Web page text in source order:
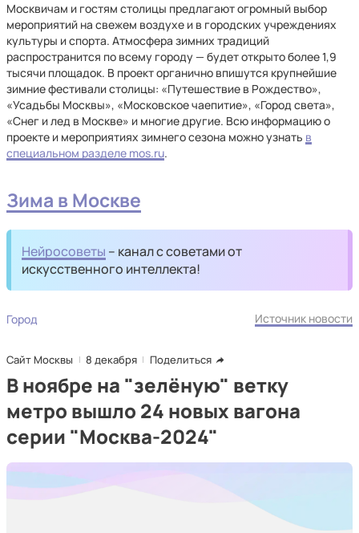
Москвичам и гостям столицы предлагают огромный выбор
мероприятий на свежем воздухе и в городских учреждениях
культуры и спорта. Атмосфера зимних традиций
распространится по всему городу — будет открыто более 1,9
тысячи площадок. В проект органично впишутся крупнейшие
зимние фестивали столицы: «Путешествие в Рождество»,
«Усадьбы Москвы», «Московское чаепитие», «Город света»,
«Снег и лед в Москве» и многие другие. Всю информацию о
проекте и мероприятиях зимнего сезона можно узнать в
специальном разделе mos.ru.
Зима в Москве
Нейросоветы – канал с советами от
искусственного интеллекта!
Город Источник новости
Сайт Москвы 8 декабря Поделиться
В ноябре на "зелёную" ветку
метро вышло 24 новых вагона
серии "Москва-2024"